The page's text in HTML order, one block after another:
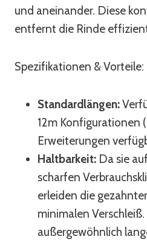
und aneinander. Diese
entfernt die Rinde
Spezifikationen & Vorteile:
Standardlängen:
12m Konfigurationen
Erweiterungen
Haltbarkeit: Da sie
scharfen
erleiden die
minimalen
außergewöhnlich